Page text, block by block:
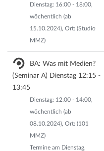
Dienstag: 16:00 - 18:00,
wöchentlich (ab
15.10.2024), Ort: (Studio
MMZ)
BA: Was mit Medien?
(Seminar A) Dienstag 12:15 -
13:45
Dienstag: 12:00 - 14:00,
wöchentlich (ab
08.10.2024), Ort: (101
MMZ)
Termine am Dienstag,